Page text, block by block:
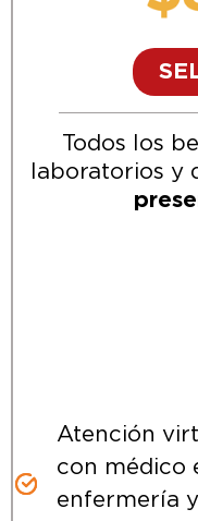
Todos los
laboratorios y
Atención
con médico
enfermería